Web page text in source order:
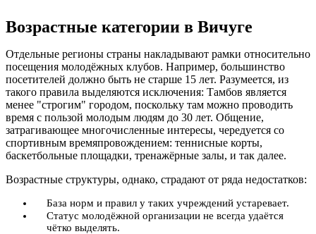
Возрастные категории в Вичуге
Отдельные регионы страны накладывают рамки относительно
посещения молодёжных клубов. Например, большинство
посетителей должно быть не старше 15 лет. Разумеется, из
такого правила выделяются исключения: Тамбов является
менее "строгим" городом, поскольку там можно проводить
время с пользой молодым людям до 30 лет. Общение,
затрагивающее многочисленные интересы, чередуется со
спортивным времяпровождением: теннисные корты,
баскетбольные площадки, тренажёрные залы, и так далее.
Возрастные структуры, однако, страдают от ряда недостатков:
База норм и правил у таких учреждений устаревает.
Статус молодёжной организации не всегда удаётся
чётко выделять.